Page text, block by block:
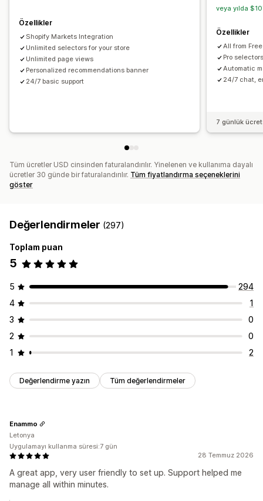
Özellikler
Shopify Markets Integration
Unlimited selectors for your store
Unlimited page views
Personalized recommendations banner
24/7 basic support
veya yılda
Özellikler
All from Free
Pro
Automatic
24/7 chat,
7 günlük
Tüm ücretler USD cinsinden faturalandırılır. Yinelenen ve kullanıma dayalı
ücretler 30 günde bir faturalandırılır. Tüm fiyatlandırma seçeneklerini
göster
Değerlendirmeler (297)
Toplam puan
5
5
294
4
1
3
0
2
0
1
2
Değerlendirme yazın Tüm değerlendirmeler
28 Temmuz 2026
A great app, very user friendly to set up. Support helped me
manage all within minutes.
Enammo
Letonya
Uygulamayı kullanma süresi:7 gün